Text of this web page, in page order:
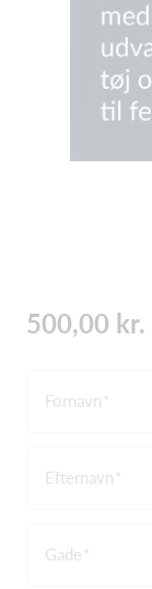
500,00 kr.
Fornavn
Efternavn
Gade